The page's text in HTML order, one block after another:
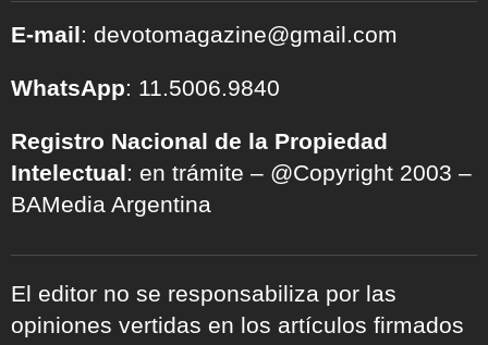
E-mail: devotomagazine@gmail.com
WhatsApp: 11.5006.9840
Registro Nacional de la Propiedad
Intelectual: en trámite – @Copyright 2003 –
BAMedia Argentina
El editor no se responsabiliza por las
opiniones vertidas en los artículos firmados